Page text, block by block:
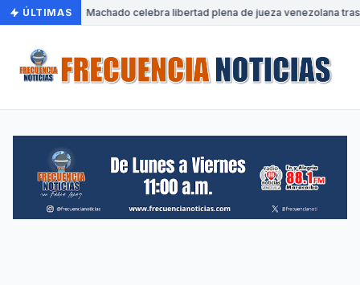
ÚLTIMAS• Machado celebra libertad plena de jueza venezolana